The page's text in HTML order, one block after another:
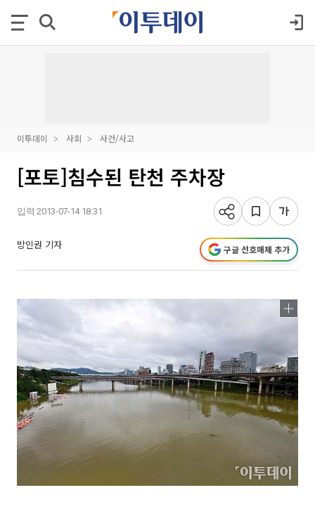
이투데이 사회 사건/사고
[포토]침수된 탄천 주차장
입력 2013-07-14 18:31
방인권 기자 구글 선호매체 추가